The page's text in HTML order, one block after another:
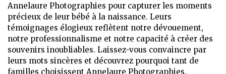
Annelaure Photographies pour capturer les moments
précieux de leur bébé à la naissance. Leurs
témoignages élogieux reflètent notre dévouement,
notre professionnalisme et notre capacité à créer des
souvenirs inoubliables. Laissez-vous convaincre par
leurs mots sincères et découvrez pourquoi tant de
familles choisissent Annelaure Photographies.